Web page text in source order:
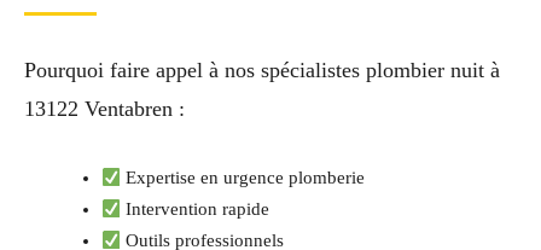
Pourquoi faire appel à nos spécialistes plombier nuit à
13122 Ventabren :
Expertise en urgence plomberie
Intervention rapide
Outils professionnels